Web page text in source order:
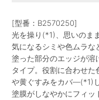
[型番：B2570250]
光を操り(*1)、思いのま
気になるシミや色ムラ
塗った部分のエッジが溶
タイプ。役割に合わせ
や黄ぐすみをカバ―(*1)
塗膜がしなやかにフィッ